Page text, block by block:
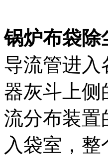
锅炉布袋除
导流管进入
器灰斗上侧
流分布装置
入袋室，